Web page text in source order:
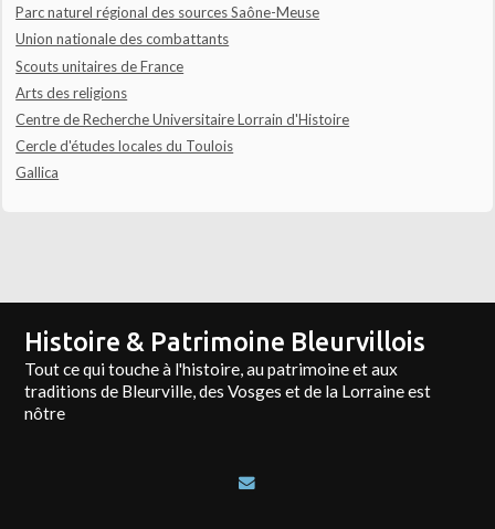
Parc naturel régional des sources Saône-Meuse
Union nationale des combattants
Scouts unitaires de France
Arts des religions
Centre de Recherche Universitaire Lorrain d'Histoire
Cercle d'études locales du Toulois
Gallica
Histoire & Patrimoine Bleurvillois
Tout ce qui touche à l'histoire, au patrimoine et aux
traditions de Bleurville, des Vosges et de la Lorraine est
nôtre